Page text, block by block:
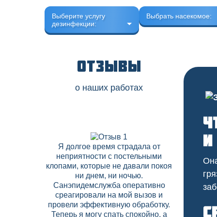
Выберите услугу
дезинфекции:
Выбрать насекомое:
Отзывы
о наших работах
Я долгое время страдала от
неприятности с постельными
клопами, которые не давали покоя
ни днем, ни ночью.
Санэпидемслужба оперативно
среагировали на мой вызов и
провели эффективную обработку.
Теперь я могу спать спокойно, а
В нашем
договор